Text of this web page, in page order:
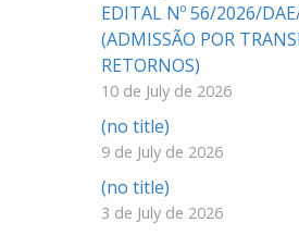
EDITAL Nº 56/2026/
(ADMISSÃO POR
RETORNOS)
10 de July de 2026
(no title)
9 de July de 2026
(no title)
3 de July de 2026